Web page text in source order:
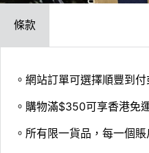
條款
。網站訂單可選擇順豐到
。購物滿$350可享香港免
。所有限一貨品，每一個賬